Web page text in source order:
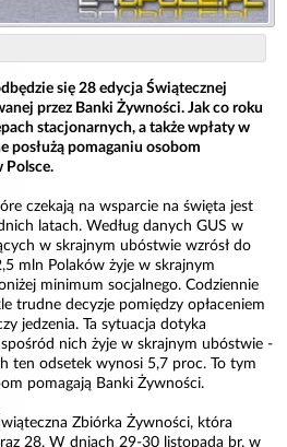
się 28 edycja Świątecznej
przez Banki Żywności. Jak co roku
stacjonarnych, a także wpłaty w
posłużą pomaganiu osobom
Polsce.
czekają na wsparcie na święta jest
latach. Według danych GUS w
w skrajnym ubóstwie wzrósł do
mln Polaków żyje w skrajnym
minimum socjalnego. Codziennie
trudne decyzje pomiędzy opłaceniem
jedzenia. Ta sytuacja dotyka
nich żyje w skrajnym ubóstwie -
ten odsetek wynosi 5,7 proc. To tym
pomagają Banki Żywności.
Zbiórka Żywności, która
28. W dniach 29-30 listopada br. w